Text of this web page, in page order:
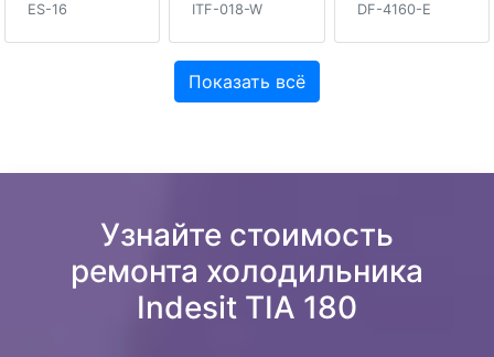
ES-16 ITF-018-W DF-4160-E
Показать всё
Узнайте стоимость
ремонта холодильника
Indesit TIA 180